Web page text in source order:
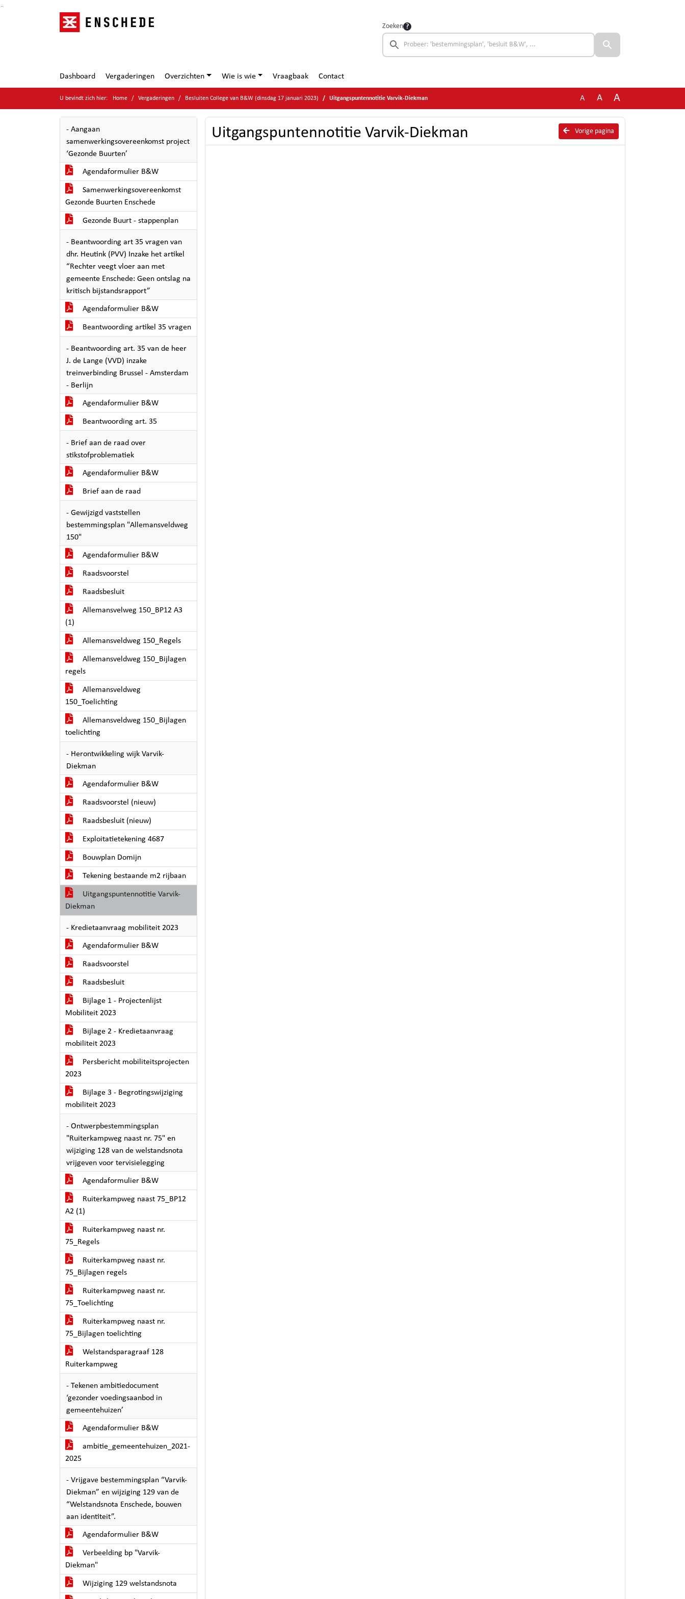
Ga naar de inhoud van deze pagina
Ga naar het zoeken
Ga naar het menu
Zoeken
Dashboard Vergaderingen Overzichten Wie is wie Vraagbaak Contact
U bevindt zich hier: Home Vergaderingen Besluiten College van B&W (dinsdag 17 januari 2023) Uitgangspuntennotitie Varvik-Diekman A A A
- Aangaan
samenwerkingsovereenkomst project
‘Gezonde Buurten’
Agendaformulier B&W
Samenwerkingsovereenkomst
Gezonde Buurten Enschede
Gezonde Buurt - stappenplan
- Beantwoording art 35 vragen van
dhr. Heutink (PVV) Inzake het artikel
“Rechter veegt vloer aan met
gemeente Enschede: Geen ontslag na
kritisch bijstandsrapport”
Agendaformulier B&W
Beantwoording artikel 35 vragen
- Beantwoording art. 35 van de heer
J. de Lange (VVD) inzake
treinverbinding Brussel - Amsterdam
- Berlijn
Agendaformulier B&W
Beantwoording art. 35
- Brief aan de raad over
stikstofproblematiek
Agendaformulier B&W
Brief aan de raad
- Gewijzigd vaststellen
bestemmingsplan "Allemansveldweg
150"
Agendaformulier B&W
Raadsvoorstel
Raadsbesluit
Allemansvelweg 150_BP12 A3
(1)
Allemansveldweg 150_Regels
Allemansveldweg 150_Bijlagen
regels
Allemansveldweg
150_Toelichting
Allemansveldweg 150_Bijlagen
toelichting
- Herontwikkeling wijk Varvik-
Diekman
Agendaformulier B&W
Raadsvoorstel (nieuw)
Raadsbesluit (nieuw)
Exploitatietekening 4687
Bouwplan Domijn
Tekening bestaande m2 rijbaan
Uitgangspuntennotitie Varvik-
Diekman
- Kredietaanvraag mobiliteit 2023
Agendaformulier B&W
Raadsvoorstel
Raadsbesluit
Bijlage 1 - Projectenlijst
Mobiliteit 2023
Bijlage 2 - Kredietaanvraag
mobiliteit 2023
Persbericht mobiliteitsprojecten
2023
Bijlage 3 - Begrotingswijziging
mobiliteit 2023
- Ontwerpbestemmingsplan
"Ruiterkampweg naast nr. 75" en
wijziging 128 van de welstandsnota
vrijgeven voor tervisielegging
Agendaformulier B&W
Ruiterkampweg naast 75_BP12
A2 (1)
Ruiterkampweg naast nr.
75_Regels
Ruiterkampweg naast nr.
75_Bijlagen regels
Ruiterkampweg naast nr.
75_Toelichting
Ruiterkampweg naast nr.
75_Bijlagen toelichting
Welstandsparagraaf 128
Ruiterkampweg
- Tekenen ambitiedocument
‘gezonder voedingsaanbod in
gemeentehuizen’
Agendaformulier B&W
ambitie_gemeentehuizen_2021-
2025
- Vrijgave bestemmingsplan “Varvik-
Diekman” en wijziging 129 van de
“Welstandsnota Enschede, bouwen
aan identiteit”.
Agendaformulier B&W
Verbeelding bp "Varvik-
Diekman"
Wijziging 129 welstandsnota
Vorige pagina
Uitgangspuntennotitie Varvik-Diekman